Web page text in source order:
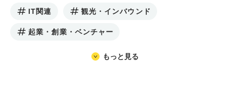
IT関連 観光・インバウンド
起業・創業・ベンチャー
もっと見る